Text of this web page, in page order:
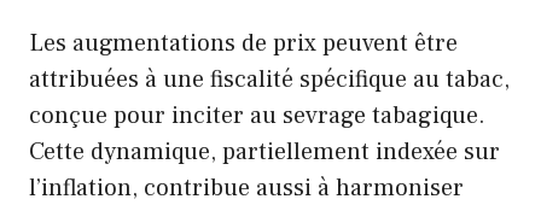
Les augmentations de prix peuvent être
attribuées à une fiscalité spécifique au tabac,
conçue pour inciter au sevrage tabagique.
Cette dynamique, partiellement indexée sur
l’inflation, contribue aussi à harmoniser